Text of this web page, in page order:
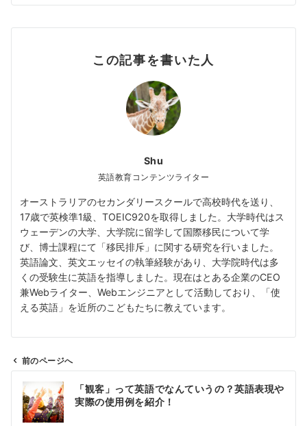
この記事を書いた人
Shu
英語教育コンテンツライター
オーストラリアのセカンダリースクールで高校時代を送り、
17歳で英検準1級、TOEIC920を取得しました。大学時代はス
ウェーデンの大学、大学院に留学して国際移民について学
び、博士課程にて「移民排斥」に関する研究を行いました。
英語論文、英文エッセイの執筆経験があり、大学院時代は多
くの受験生に英語を指導しました。現在はとある企業のCEO
兼Webライター、Webエンジニアとして活動しており、「使
える英語」を近所のこどもたちに教えています。
前のページへ
「観客」って英語でなんていうの？英語表現や
実際の使用例を紹介！